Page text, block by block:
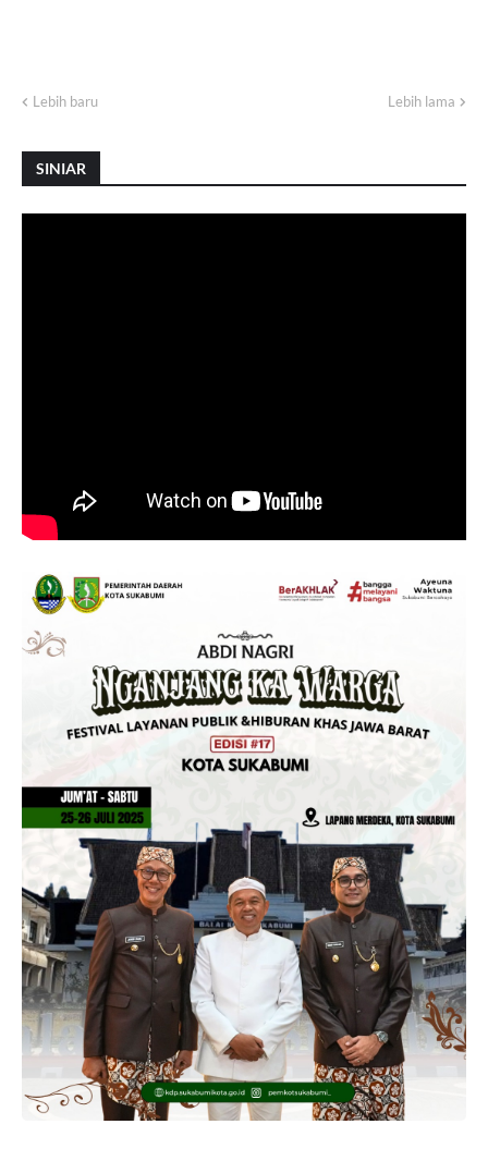
Lebih baru Lebih lama
SINIAR